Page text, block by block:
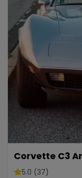
Corvette C3
5.0 (37)